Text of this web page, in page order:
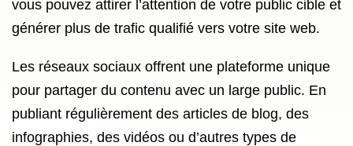
vous pouvez attirer l’attention de votre public cible et
générer plus de trafic qualifié vers votre site web.
Les réseaux sociaux offrent une plateforme unique
pour partager du contenu avec un large public. En
publiant régulièrement des articles de blog, des
infographies, des vidéos ou d’autres types de